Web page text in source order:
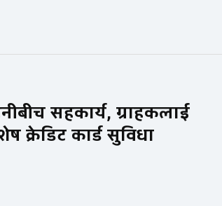
सहकार्य, ग्राहकलाई
क्रेडिट कार्ड सुविधा